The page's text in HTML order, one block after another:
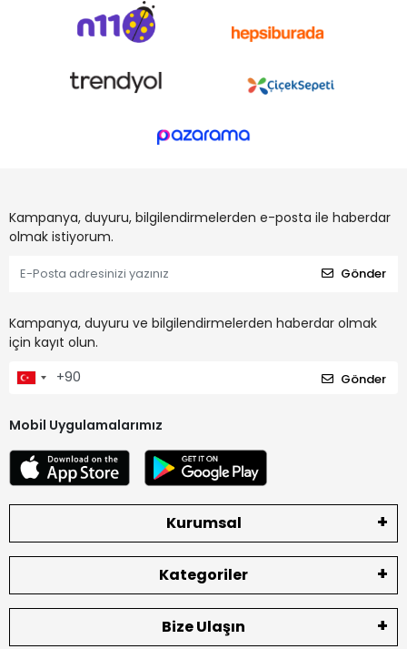
Kampanya, duyuru, bilgilendirmelerden e-posta ile haberdar
olmak istiyorum.
Gönder
Kampanya, duyuru ve bilgilendirmelerden haberdar olmak
için kayıt olun.
Gönder
Mobil Uygulamalarımız
Kurumsal
Kategoriler
Bize Ulaşın